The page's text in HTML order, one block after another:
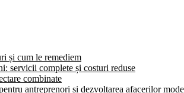
și cum le remediem
servicii complete și costuri reduse
combinate
antreprenori și dezvoltarea afacerilor